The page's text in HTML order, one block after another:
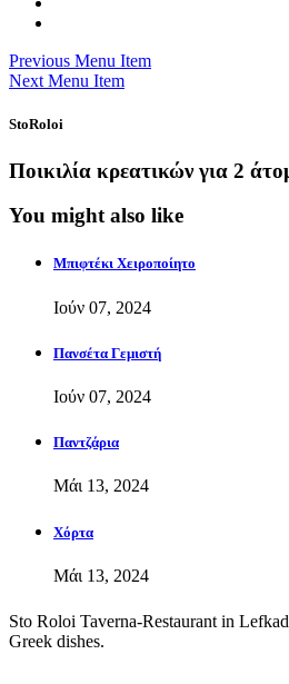
Previous Menu Item
Next Menu Item
StoRoloi
Ποικιλία κρεατικών για 2
You might also like
Μπιφτέκι Χειροποίητο
Ιούν 07, 2024
Πανσέτα Γεμιστή
Ιούν 07, 2024
Παντζάρια
Μάι 13, 2024
Χόρτα
Μάι 13, 2024
Sto Roloi Taverna-Restaurant in
Greek dishes.